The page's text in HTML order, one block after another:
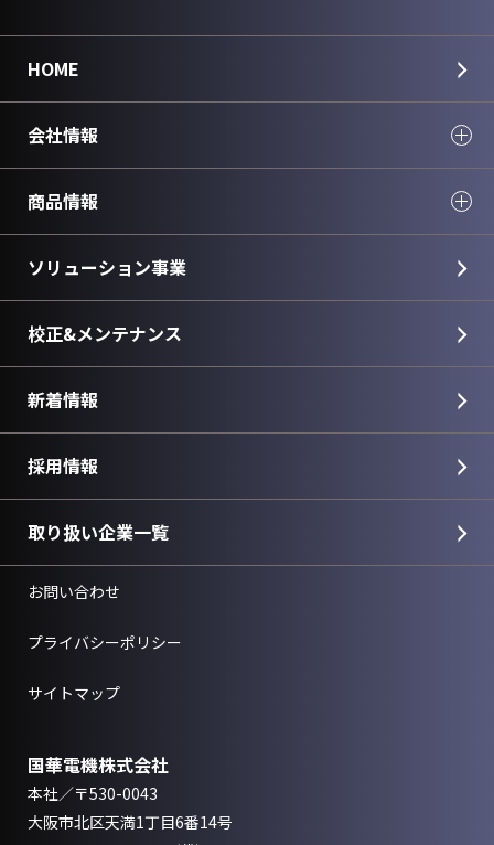
HOME
会社情報
商品情報
ソリューション事業
校正&メンテナンス
新着情報
採用情報
取り扱い企業一覧
お問い合わせ
プライバシーポリシー
サイトマップ
国華電機株式会社
本社／〒530-0043
大阪市北区天満1丁目6番14号